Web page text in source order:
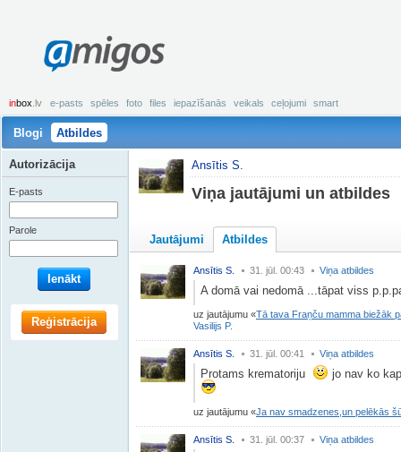
amigos
inbox .lv e-pasts spēles foto files iepazīšanās veikals ceļojumi smart
Blogi Atbildes
Ansītis S.
Viņa jautājumi un atbildes
Jautājumi Atbildes
Ansītis S. 31. jūl. 00:43 Viņa atbildes
A domā vai nedomā ...tāpat viss
uz jautājumu
Tā tava Fraņču mamma biežāk
Vasilijs P.
Ansītis S. 31. jūl. 00:41 Viņa atbildes
Protams krematoriju jo nav ko
uz jautājumu Ja nav smadzenes,un pelēkās
Ansītis S. 31. jūl. 00:37 Viņa atbildes
Autorizācija
E-pasts
Parole
Ienākt
Reģistrācija